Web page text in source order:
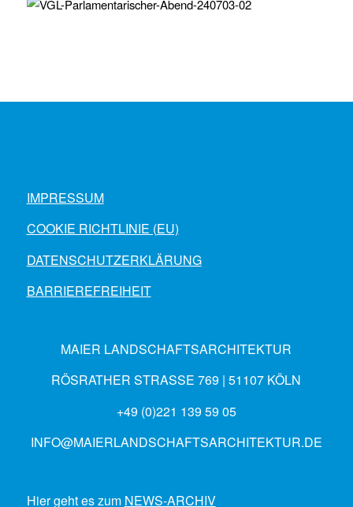
IMPRESSUM
COOKIE RICHTLINIE (EU)
DATENSCHUTZERKLÄRUNG
BARRIEREFREIHEIT
MAIER LANDSCHAFTSARCHITEKTUR
RÖSRATHER STRASSE 769 | 51107 KÖLN
+49 (0)221 139 59 05
INFO@MAIERLANDSCHAFTSARCHITEKTUR.DE
Hier geht es zum NEWS-ARCHIV